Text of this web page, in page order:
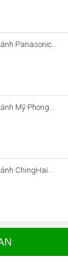
Panasonic...
Mỹ Phong...
ChingHai...